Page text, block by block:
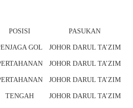
POSISI PASUKAN
GOL JOHOR DARUL TA’ZIM
JOHOR DARUL TA’ZIM
JOHOR DARUL TA’ZIM
TENGAH JOHOR DARUL TA’ZIM